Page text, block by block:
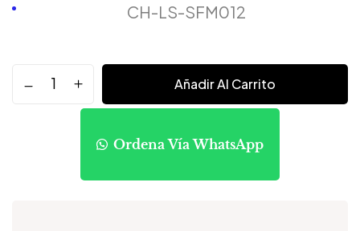
CH-LS-SFM012
Añadir Al Carrito
Ordena Vía WhatsApp